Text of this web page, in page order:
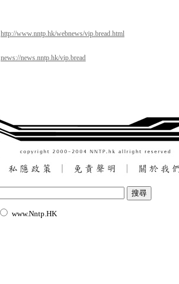
http://www.nntp.hk/webnews/vip.bread.html
news://news.nntp.hk/vip.bread
www.Nntp.HK